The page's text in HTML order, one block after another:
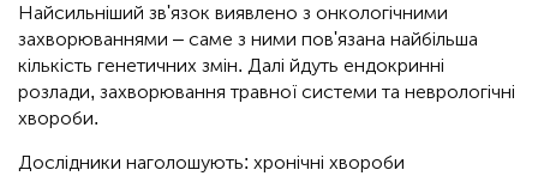
Найсильніший зв'язок виявлено з онкологічними
захворюваннями – саме з ними пов'язана найбільша
кількість генетичних змін. Далі йдуть ендокринні
розлади, захворювання травної системи та неврологічні
хвороби.
Дослідники наголошують: хронічні хвороби